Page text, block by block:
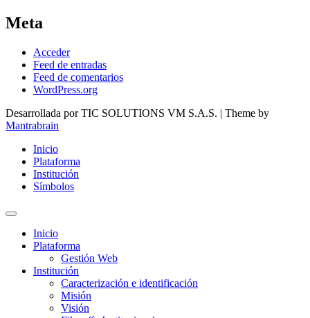
Meta
Acceder
Feed de entradas
Feed de comentarios
WordPress.org
Desarrollada por TIC SOLUTIONS VM S.A.S. | Theme by
Mantrabrain
Inicio
Plataforma
Institución
Símbolos
Inicio
Plataforma
Gestión Web
Institución
Caracterización e identificación
Misión
Visión